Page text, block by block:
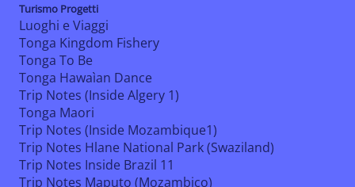
Turismo Progetti
Luoghi e Viaggi
Tonga Kingdom Fishery
Tonga To Be
Tonga Hawaìan Dance
Trip Notes (Inside Algery 1)
Tonga Maori
Trip Notes (Inside Mozambique1)
Trip Notes Hlane National Park (Swaziland)
Trip Notes Inside Brazil 11
Trip Notes Maputo (Mozambico)